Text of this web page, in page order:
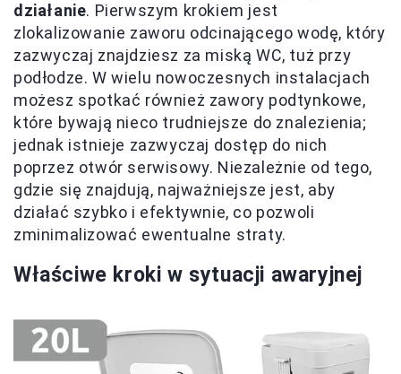
działanie. Pierwszym krokiem jest
zlokalizowanie zaworu odcinającego wodę, który
zazwyczaj znajdziesz za miską WC, tuż przy
podłodze. W wielu nowoczesnych instalacjach
możesz spotkać również zawory podtynkowe,
które bywają nieco trudniejsze do znalezienia;
jednak istnieje zazwyczaj dostęp do nich
poprzez otwór serwisowy. Niezależnie od tego,
gdzie się znajdują, najważniejsze jest, aby
działać szybko i efektywnie, co pozwoli
zminimalizować ewentualne straty.
Właściwe kroki w sytuacji awaryjnej